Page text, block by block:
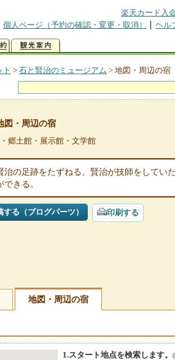
楽天カード入
個人ページ（予約の確認・変更・取消） ヘル
> 石と賢治のミュージアム > 地図・周辺の宿
図・周辺の宿
郷土館・展示館・文学館
治の足跡をたずねる。賢治が技師をしてい
きる。
る（ブログパーツ） 印刷する
地図・周辺の宿
1.スタート地点を検索します。